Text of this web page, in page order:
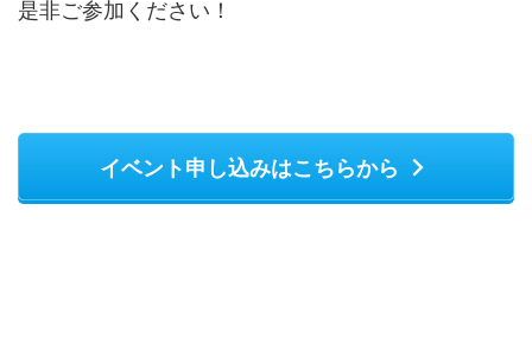
是非ご参加ください！
イベント申し込みはこちらから